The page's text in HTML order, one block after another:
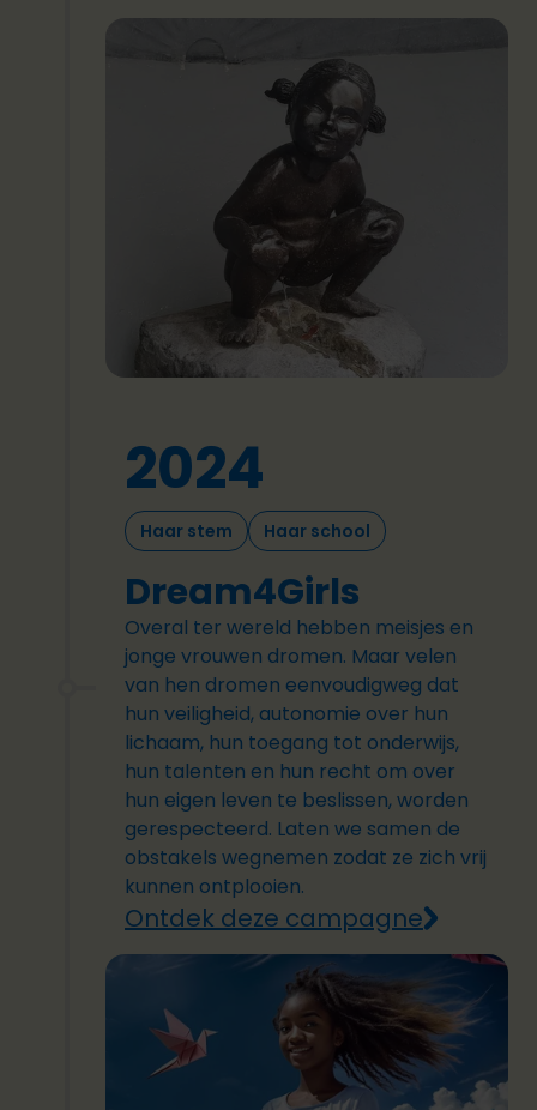
2024
Haar stem Haar school
Dream4Girls
Overal ter wereld hebben meisjes en
jonge vrouwen dromen. Maar velen
van hen dromen eenvoudigweg dat
hun veiligheid, autonomie over hun
lichaam, hun toegang tot onderwijs,
hun talenten en hun recht om over
hun eigen leven te beslissen, worden
gerespecteerd. Laten we samen de
obstakels wegnemen zodat ze zich vrij
kunnen ontplooien.
Ontdek deze campagne